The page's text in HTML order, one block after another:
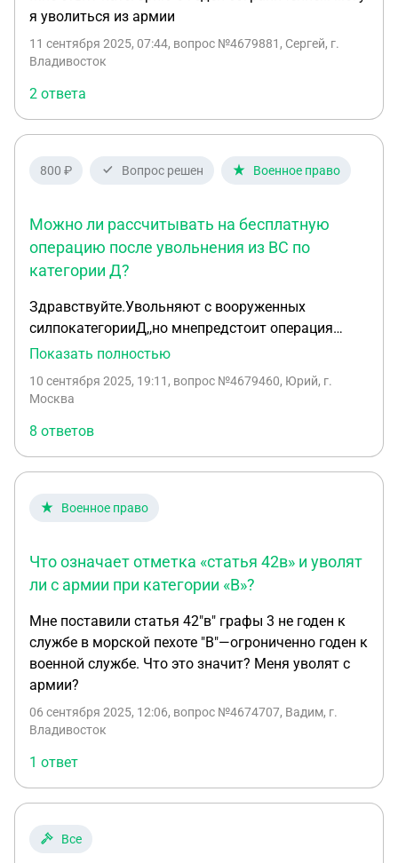
я уволиться из армии
11 сентября 2025, 07:44, вопрос №4679881, Сергей, г.
Владивосток
2 ответа
800 ₽ Вопрос решен Военное право
Можно ли рассчитывать на бесплатную
операцию после увольнения из ВС по
категории Д?
Здравствуйте.Увольняют с вооруженных
силпокатегорииД,,но мнепредстоит операция
через полгода.Вопрос.Мне самостоятельно
операциюиоплачиватьее?такак я не состою в
Показать полностью
10 сентября 2025, 19:11 , вопрос №4679460, Юрий, г.
Москва
8 ответов
Военное право
Что означает отметка «статья 42в» и уволят
ли с армии при категории «В»?
Мне поставили статья 42"в" графы 3 не годен к
службе в морской пехоте "В"—огрониченно годен к
военной службе. Что это значит? Меня уволят с
армии?
06 сентября 2025, 12:06, вопрос №4674707, Вадим, г.
Владивосток
1 ответ
Все